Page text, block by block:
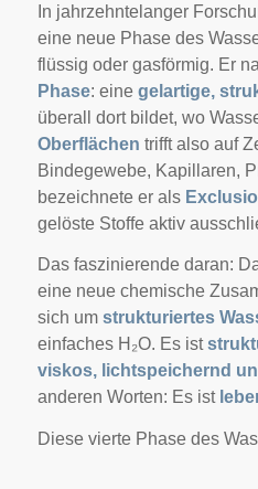
In jahrzehntelanger
eine neue Phase des
flüssig oder gasförmig. Er
Phase: eine gelartige,
überall dort bildet, wo
Oberflächen trifft also auf
Bindegewebe, Kapillaren,
bezeichnete er als
gelöste Stoffe aktiv
Das faszinierende daran:
eine neue chemische
sich um strukturiertes
einfaches H₂O. Es ist
viskos, lichtspeichernd
anderen Worten: Es ist
Diese vierte Phase des